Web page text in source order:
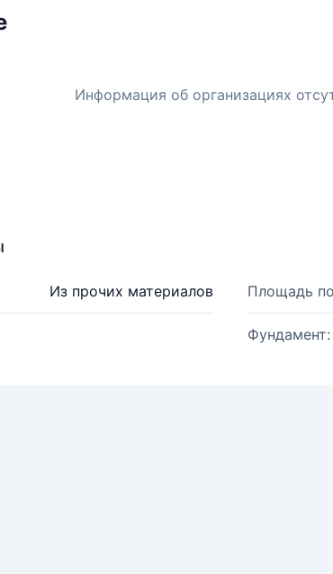
Информация об организациях
Из прочих материалов Площадь
Фундамент: